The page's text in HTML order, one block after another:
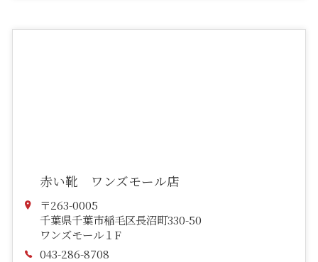
赤い靴 ワンズモール店
〒263-0005
千葉県千葉市稲毛区長沼町330-50
ワンズモール１F
043-286-8708